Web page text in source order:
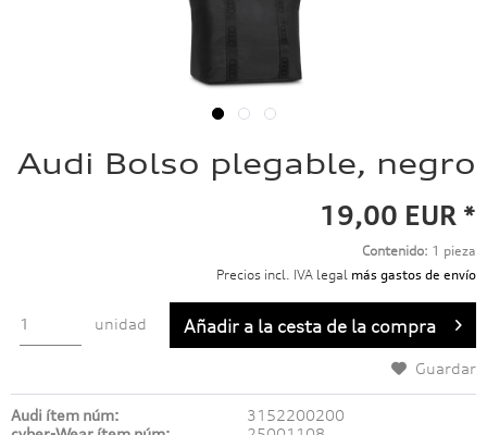
Audi Bolso plegable, negro
19,00 EUR *
Contenido: 1 pieza
Precios incl. IVA legal más gastos de envío
unidad Añadir a la cesta de la compra
Guardar
Audi ítem núm:
3152200200